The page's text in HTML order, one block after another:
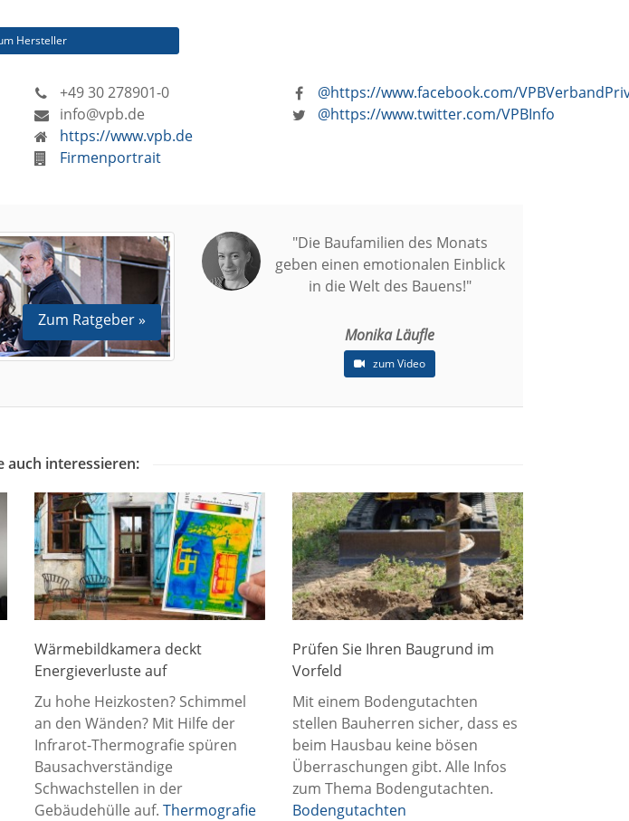
Hersteller
+49 30 278901-0
info@vpb.de
https://www.vpb.de
Firmenportrait
@https://www.facebook.com/
@https://www.twitter.com/VPBInfo
Zum Ratgeber »
"Die Baufamilien des Monats
geben einen emotionalen Einblick
in die Welt des Bauens!"
Monika Läufle
zum Video
auch interessieren:
Wärmebildkamera deckt
Energieverluste auf
Zu hohe Heizkosten? Schimmel
an den Wänden? Mit Hilfe der
Infrarot-Thermografie spüren
Bausachverständige
Schwachstellen in der
Gebäudehülle auf. Thermografie
Prüfen Sie Ihren Baugrund im
Vorfeld
Mit einem Bodengutachten
stellen Bauherren sicher, dass es
beim Hausbau keine bösen
Überraschungen gibt. Alle Infos
zum Thema Bodengutachten.
Bodengutachten